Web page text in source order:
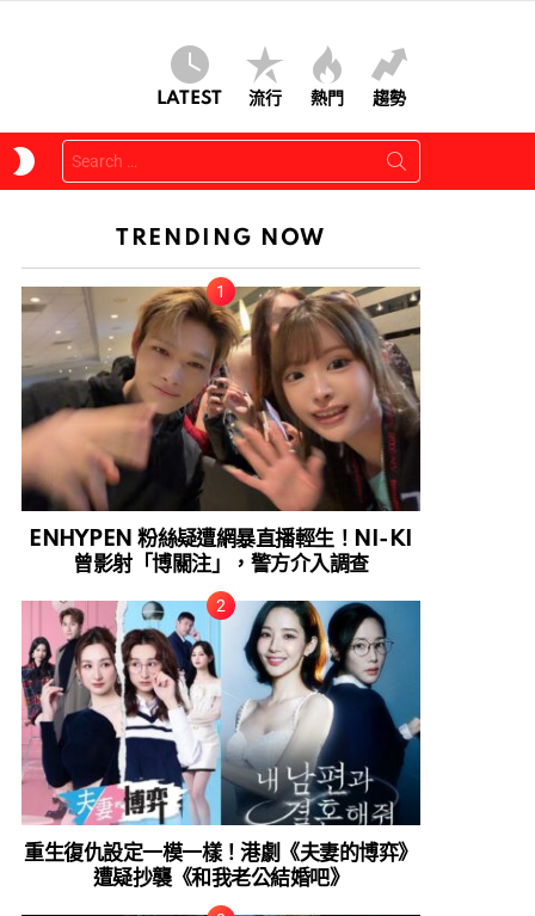
LATEST 流行 熱門 趨勢
SKIN
Search
for:
TRENDING NOW
ENHYPEN 粉絲疑遭網暴直播輕生！NI-KI
曾影射「博關注」，警方介入調查
重生復仇設定一模一樣！港劇《夫妻的博弈》
遭疑抄襲《和我老公結婚吧》